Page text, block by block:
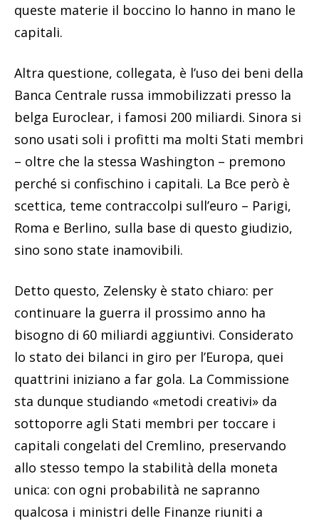
queste materie il boccino lo hanno in mano le
capitali.
Altra questione, collegata, è l’uso dei beni della
Banca Centrale russa immobilizzati presso la
belga Euroclear, i famosi 200 miliardi. Sinora si
sono usati soli i profitti ma molti Stati membri
– oltre che la stessa Washington – premono
perché si confischino i capitali. La Bce però è
scettica, teme contraccolpi sull’euro – Parigi,
Roma e Berlino, sulla base di questo giudizio,
sino sono state inamovibili.
Detto questo, Zelensky è stato chiaro: per
continuare la guerra il prossimo anno ha
bisogno di 60 miliardi aggiuntivi. Considerato
lo stato dei bilanci in giro per l’Europa, quei
quattrini iniziano a far gola. La Commissione
sta dunque studiando «metodi creativi» da
sottoporre agli Stati membri per toccare i
capitali congelati del Cremlino, preservando
allo stesso tempo la stabilità della moneta
unica: con ogni probabilità ne sapranno
qualcosa i ministri delle Finanze riuniti a